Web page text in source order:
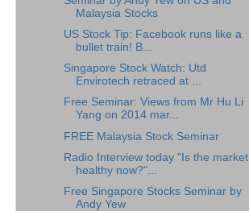
Malaysia Stocks
US Stock Tip: Facebook runs like a
bullet train! B...
Singapore Stock Watch: Utd
Envirotech retraced at ...
Free Seminar: Views from Mr Hu Li
Yang on 2014 mar...
FREE Malaysia Stock Seminar
Radio Interview today "Is the market
healthy now?"...
Free Singapore Stocks Seminar by
Andy Yew